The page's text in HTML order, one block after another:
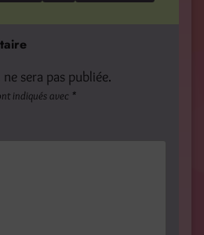
sera pas publiée.
indiqués avec *